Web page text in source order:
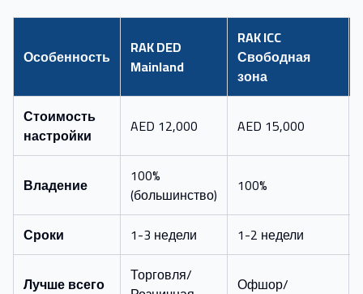
Особенность
RAK DED
Mainland
RAK ICC
Свободная
зона
Стоимость
настройки
AED 12,000 AED 15,000
Владение
100%
(большинство)
100%
Сроки 1-3 недели 1-2 недели
Лучше всего
Торговля/
Офшор/